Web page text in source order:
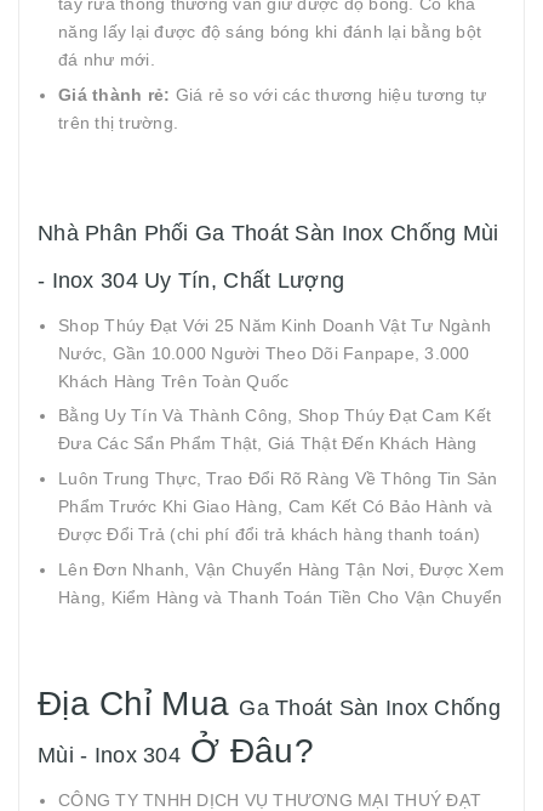
tẩy rửa thông thường vẫn giữ được độ bóng. Có khả
năng lấy lại được độ sáng bóng khi đánh lại bằng bột
đá như mới.
Giá thành rẻ: Giá rẻ so với các thương hiệu tương tự
trên thị trường.
Nhà Phân Phối Ga Thoát Sàn Inox Chống Mùi
- Inox 304 Uy Tín, Chất Lượng
Shop Thúy Đạt Với 25 Năm Kinh Doanh Vật Tư Ngành
Nước, Gần 10.000 Người Theo Dõi Fanpape, 3.000
Khách Hàng Trên Toàn Quốc
Bằng Uy Tín Và Thành Công, Shop Thúy Đạt Cam Kết
Đưa Các Sẩn Phẩm Thật, Giá Thật Đến Khách Hàng
Luôn Trung Thực, Trao Đổi Rõ Ràng Về Thông Tin Sản
Phẩm Trước Khi Giao Hàng, Cam Kết Có Bảo Hành và
Được Đổi Trả (chi phí đổi trả khách hàng thanh toán)
Lên Đơn Nhanh, Vận Chuyển Hàng Tận Nơi, Được Xem
Hàng, Kiểm Hàng và Thanh Toán Tiền Cho Vận Chuyển
Địa Chỉ Mua Ga Thoát Sàn Inox Chống
Mùi - Inox 304Ở Đâu?
CÔNG TY TNHH DỊCH VỤ THƯƠNG MẠI THUÝ ĐẠT